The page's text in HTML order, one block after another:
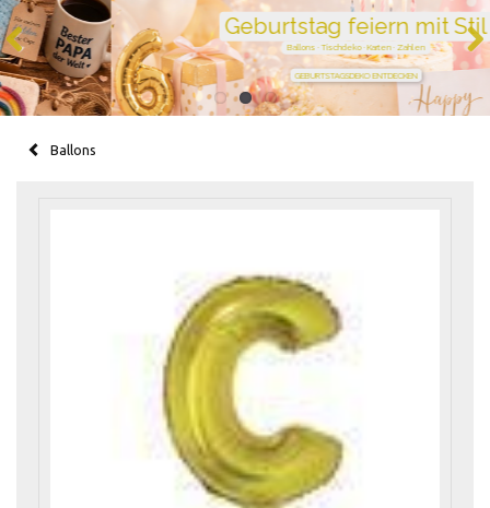
Geburtstag feiern mit Stil
Ballons · Tischdeko · Karten · Zahlen
GEBURTSTAGSDEKO ENTDECKEN
Ballons